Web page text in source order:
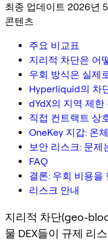
최종 업데이트 2026년 5
콘텐츠
주요 비교표
지리적 차단은 어
우회 방식은 실제
Hyperliquid의 차
dYdX의 지역 제한
직접 컨트랙트 상
OneKey 지갑: 온
보안 리스크: 문제
FAQ
결론: 우회 비용을
리스크 안내
지리적 차단(geo-
물 DEX들이 규제 리